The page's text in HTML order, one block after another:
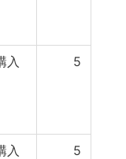
入 5
入 5